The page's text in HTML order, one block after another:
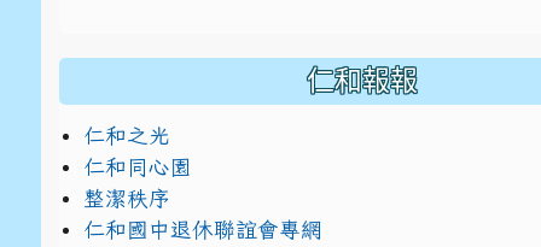
仁和報報
仁和之光
仁和同心園
整潔秩序
仁和國中退休聯誼會專網